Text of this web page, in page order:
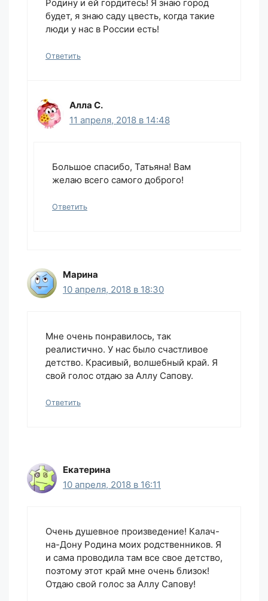
Родину и ей гордитесь! Я знаю город
будет, я знаю саду цвесть, когда такие
люди у нас в России есть!
Ответить
Алла С.
11 апреля, 2018 в 14:48
Большое спасибо, Татьяна! Вам
желаю всего самого доброго!
Ответить
Марина
10 апреля, 2018 в 18:30
Мне очень понравилось, так
реалистично. У нас было счастливое
детство. Красивый, волшебный край. Я
свой голос отдаю за Аллу Сапову.
Ответить
Екатерина
10 апреля, 2018 в 16:11
Очень душевное произведение! Калач-
на-Дону Родина моих родственников. Я
и сама проводила там все свое детство,
поэтому этот край мне очень близок!
Отдаю свой голос за Аллу Сапову!